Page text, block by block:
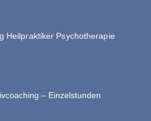
Heilpraktiker Psychotherapie
– Einzelstunden